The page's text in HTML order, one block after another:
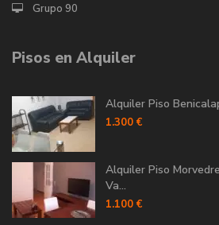
Grupo 90
Pisos en Alquiler
Alquiler Piso
1.300 €
Alquiler Piso
Va...
1.100 €